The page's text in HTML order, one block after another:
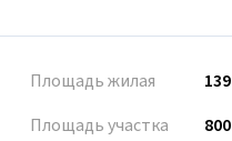
Площадь жилая
Площадь участка